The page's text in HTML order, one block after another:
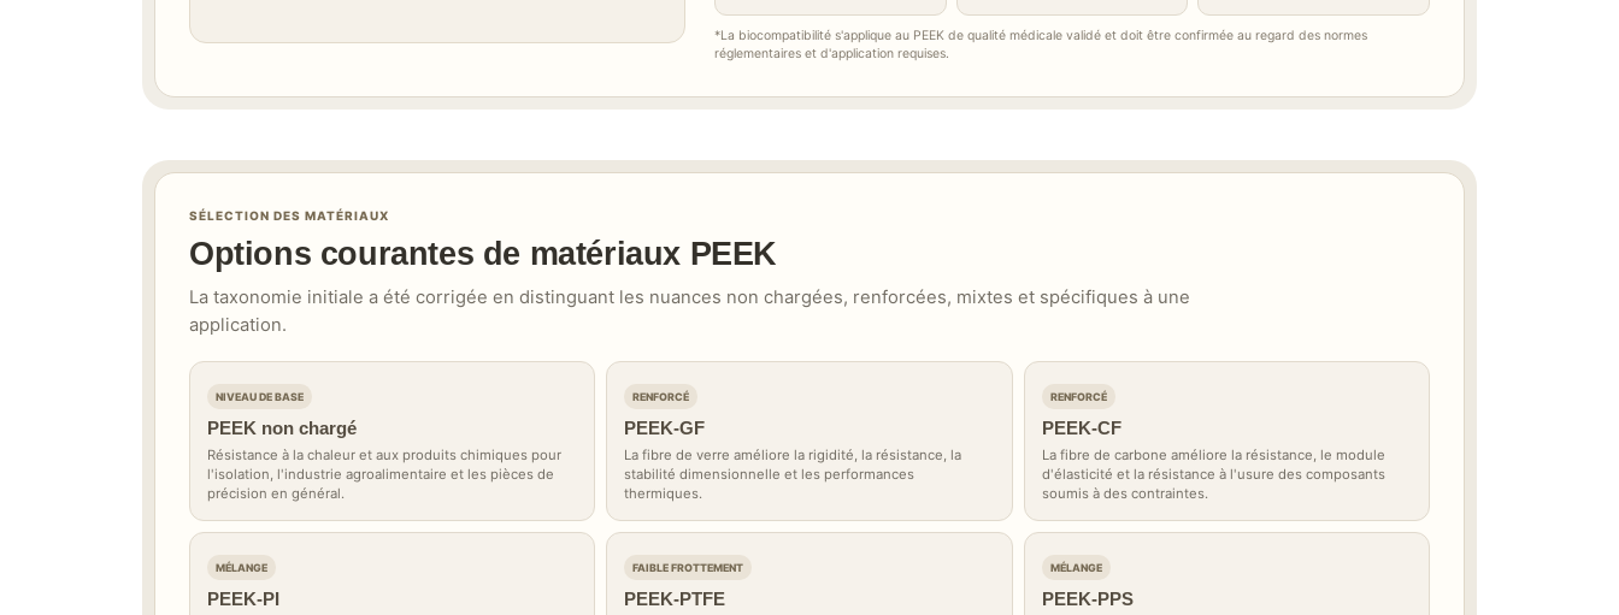
*La biocompatibilité s'applique au PEEK de qualité médicale validé et doit être confirmée au regard des normes
réglementaires et d'application requises.
SÉLECTION DES MATÉRIAUX
Options courantes de matériaux PEEK
La taxonomie initiale a été corrigée en distinguant les nuances non chargées, renforcées, mixtes et spécifiques à une
application.
NIVEAU DE BASE
PEEK non chargé
Résistance à la chaleur et aux produits chimiques pour
l'isolation, l'industrie agroalimentaire et les pièces de
précision en général.
RENFORCÉ
PEEK-GF
La fibre de verre améliore la rigidité, la résistance, la
stabilité dimensionnelle et les performances
thermiques.
RENFORCÉ
PEEK-CF
La fibre de carbone améliore la résistance, le module
d'élasticité et la résistance à l'usure des composants
soumis à des contraintes.
MÉLANGE
PEEK-PI
FAIBLE FROTTEMENT
PEEK-PTFE
MÉLANGE
PEEK-PPS